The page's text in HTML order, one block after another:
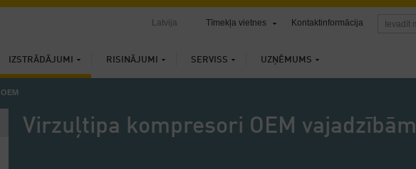
IZSTRĀDĀJUMI RISINĀJUMI SERVISS UZŅĒMUMS
Latvija Tīmekļa vietnes Kontaktinformācija
OEM
Virzuļtipa kompresori OEM vajadzībām